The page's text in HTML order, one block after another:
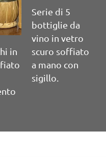
in
Serie di 5
bottiglie da
vino in vetro
scuro soffiato
a mano con
sigillo.